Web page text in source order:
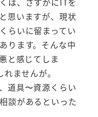
思いますが、現状
らいに留まってい
ります。そんな中
と感じてしま
ませんが。
道具〜資源くらい
談があるといった